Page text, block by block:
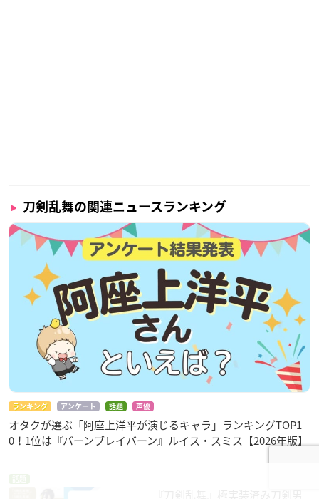
刀剣乱舞の関連ニュースランキング
ランキング アンケート 話題 声優
オタクが選ぶ「阿座上洋平が演じるキャラ」ランキングTOP1
0！1位は『バーンブレイバーン』ルイス・スミス【2026年版】